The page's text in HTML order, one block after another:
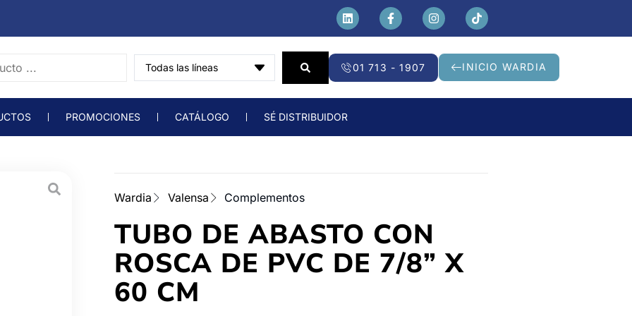
01 713 - 1907 INICIO WARDIA
PROMOCIONES CATÁLOGO SÉ DISTRIBUIDOR
Wardia Valensa Complementos
TUBO DE ABASTO CON
ROSCA DE PVC DE 7/8” X
60 CM